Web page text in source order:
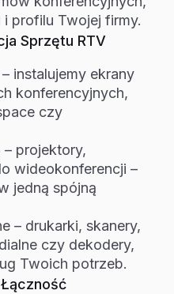
profilu Twojej firmy.
Sprzętu RTV
instalujemy ekrany
konferencyjnych,
czy
projektory,
wideokonferencji –
jedną spójną
– drukarki, skanery,
czy dekodery,
Twoich potrzeb.